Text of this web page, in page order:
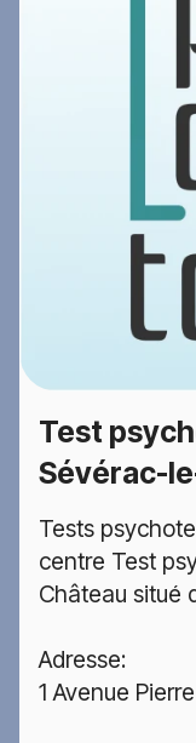
Test
Sévérac-
Tests
centre Test
Château situé
Adresse:
1 Avenue